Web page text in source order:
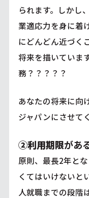
られます。しかし
業適応力を身に着
にどんどん近づく
将来を描いていま
務？？？？？
あなたの将来に向
ジャパンにさせて
②利用期限があ
原則、最長2年と
くてはいけないと
人就職までの段階